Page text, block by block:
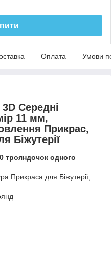
Оплата Умови
Середні
11 мм,
Прикрас,
Біжутерії
трояндочок одного
Прикраса для Біжутерії,